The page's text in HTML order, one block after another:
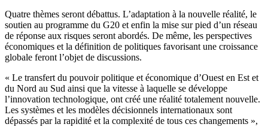
Quatre thèmes seront débattus. L’adaptation à la nouvelle réalité, le
soutien au programme du G20 et enfin la mise sur pied d’un réseau
de réponse aux risques seront abordés. De même, les perspectives
économiques et la définition de politiques favorisant une croissance
globale feront l’objet de discussions.
« Le transfert du pouvoir politique et économique d’Ouest en Est et
du Nord au Sud ainsi que la vitesse à laquelle se développe
l’innovation technologique, ont créé une réalité totalement nouvelle.
Les systèmes et les modèles décisionnels internationaux sont
dépassés par la rapidité et la complexité de tous ces changements »,